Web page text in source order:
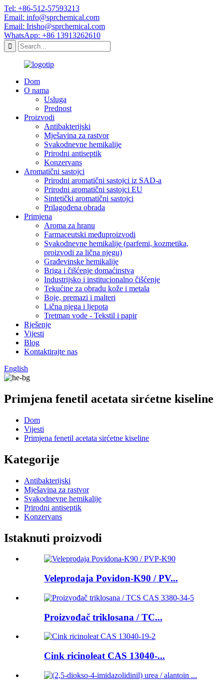
Tel: +86-512-57593213
Email: info@sprchemical.com
Email: Irisho@sprchemical.com
WhatsApp: +86 13913262610
Dom
O nama
Usluga
Prednost
Proizvodi
Antibakterijski
Mješavina za rastvor
Svakodnevne hemikalije
Prirodni antiseptik
Konzervans
Aromatični sastojci
Prirodni aromatični sastojci iz SAD-a
Prirodni aromatični sastojci EU
Sintetički aromatični sastojci
Prilagođena obrada
Primjena
Aroma za hranu
Farmaceutski međuproizvodi
Svakodnevne hemikalije (parfemi, kozmetika,
proizvodi za lična njegu)
Građevinske hemikalije
Briga i čišćenje domaćinstva
Industrijsko i institucionalno čišćenje
Tekućine za obradu kože i metala
Boje, premazi i malteri
Lična njega i ljepota
Tretman vode - Tekstil i papir
Rješenje
Vijesti
Blog
Kontaktirajte nas
English
Primjena fenetil acetata sirćetne kiseline
Dom
Vijesti
Primjena fenetil acetata sirćetne kiseline
Kategorije
Antibakterijski
Mješavina za rastvor
Svakodnevne hemikalije
Prirodni antiseptik
Konzervans
Istaknuti proizvodi
Veleprodaja Povidon-K90 / PV...
Proizvođač triklosana / TC...
Cink ricinoleat CAS 13040-...